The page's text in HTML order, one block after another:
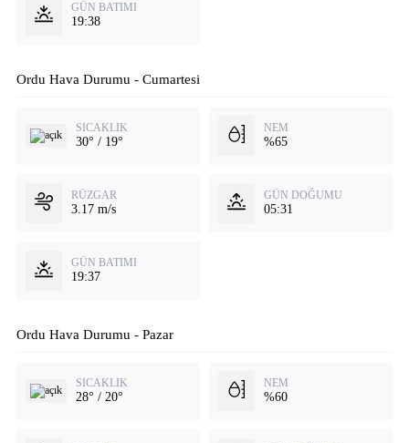
GÜN BATIMI
19:38
Ordu Hava Durumu - Cumartesi
SICAKLIK
30° / 19°
NEM
%65
RÜZGAR
3.17 m/s
GÜN DOĞUMU
05:31
GÜN BATIMI
19:37
Ordu Hava Durumu - Pazar
SICAKLIK
28° / 20°
NEM
%60